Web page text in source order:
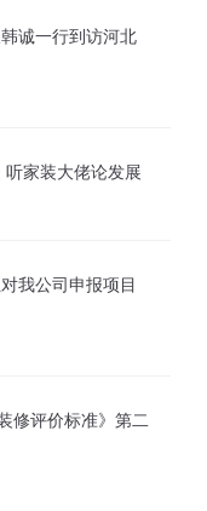
诚一行到访河北
家装大佬论发展
我公司申报项目
修评价标准》第二